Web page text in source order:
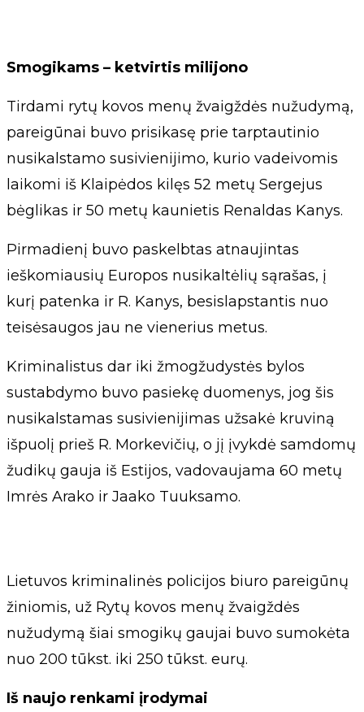
Smogikams – ketvirtis milijono
Tirdami rytų kovos menų žvaigždės nužudymą,
pareigūnai buvo prisikasę prie tarptautinio
nusikalstamo susivienijimo, kurio vadeivomis
laikomi iš Klaipėdos kilęs 52 metų Sergejus
bėglikas ir 50 metų kaunietis Renaldas Kanys.
Pirmadienį buvo paskelbtas atnaujintas
ieškomiausių Europos nusikaltėlių sąrašas, į
kurį patenka ir R. Kanys, besislapstantis nuo
teisėsaugos jau ne vienerius metus.
Kriminalistus dar iki žmogžudystės bylos
sustabdymo buvo pasiekę duomenys, jog šis
nusikalstamas susivienijimas užsakė kruviną
išpuolį prieš R. Morkevičių, o jį įvykdė samdomų
žudikų gauja iš Estijos, vadovaujama 60 metų
Imrės Arako ir Jaako Tuuksamo.
Lietuvos kriminalinės policijos biuro pareigūnų
žiniomis, už Rytų kovos menų žvaigždės
nužudymą šiai smogikų gaujai buvo sumokėta
nuo 200 tūkst. iki 250 tūkst. eurų.
Iš naujo renkami įrodymai